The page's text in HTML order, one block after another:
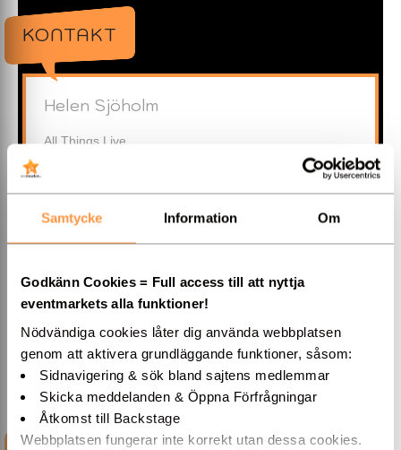
Samtycke Information Om
Godkänn Cookies = Full access till att nyttja
eventmarkets alla funktioner!
Nödvändiga cookies låter dig använda webbplatsen
genom att aktivera grundläggande funktioner, såsom:
Sidnavigering & sök bland sajtens medlemmar
Skicka meddelanden & Öppna Förfrågningar
Åtkomst till Backstage
Webbplatsen fungerar inte korrekt utan dessa cookies.
KONTAKT
Helen Sjöholm
All Things Live
»DIREKTMAIL
08-440 92 00